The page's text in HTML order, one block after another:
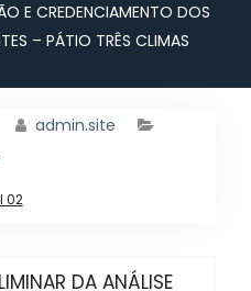
E CREDENCIAMENTO DOS
– PÁTIO TRÊS CLIMAS
admin.site
02
DA ANÁLISE